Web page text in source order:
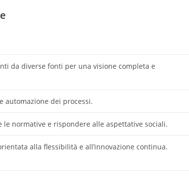
da diverse fonti per una visione completa e
automazione dei processi.
normative e rispondere alle aspettative sociali.
alla flessibilità e all’innovazione continua.